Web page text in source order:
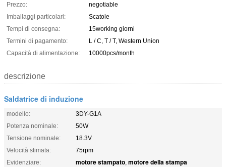
Prezzo:
negotiable
Imballaggi particolari:
Scatole
Tempi di consegna:
15working giorni
Termini di pagamento:
L / C, T / T, Western Union
Capacità di alimentazione:
10000pcs/month
descrizione
Saldatrice di induzione
modello:
3DY-G1A
Potenza nominale:
50W
Tensione nominale:
18.3V
Velocità stimata:
75rpm
Evidenziare:
motore stampato, motore della stampa